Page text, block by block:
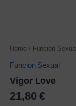
Home / Funcion Sexual
Funcion Sexual
Vigor Love
21,80 €